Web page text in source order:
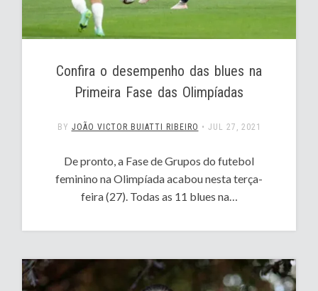
Confira o desempenho das blues na
Primeira Fase das Olimpíadas
BY JOÃO VICTOR BUIATTI RIBEIRO • JUL 27, 2021
De pronto, a Fase de Grupos do futebol
feminino na Olimpíada acabou nesta terça-
feira (27). Todas as 11 blues na…